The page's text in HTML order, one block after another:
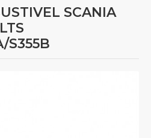
SCANIA
S355B